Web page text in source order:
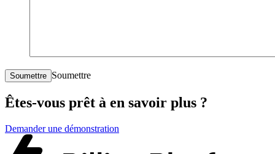
Soumettre Soumettre
Êtes-vous prêt à en savoir plus ?
Demander une démonstration